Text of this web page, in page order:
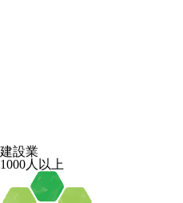
建設業
1000人以上